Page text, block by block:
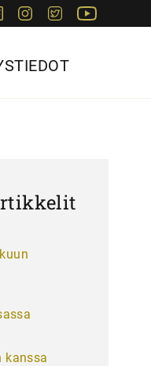
FacebookInstagram
Twitter
kanssa